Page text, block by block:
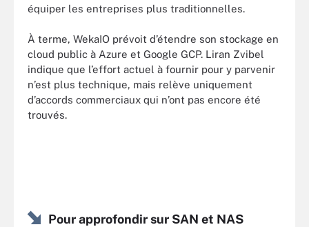
équiper les entreprises plus traditionnelles.
À terme, WekaIO prévoit d’étendre son stockage en
cloud public à Azure et Google GCP. Liran Zvibel
indique que l’effort actuel à fournir pour y parvenir
n’est plus technique, mais relève uniquement
d’accords commerciaux qui n’ont pas encore été
trouvés.
Pour approfondir sur SAN et NAS